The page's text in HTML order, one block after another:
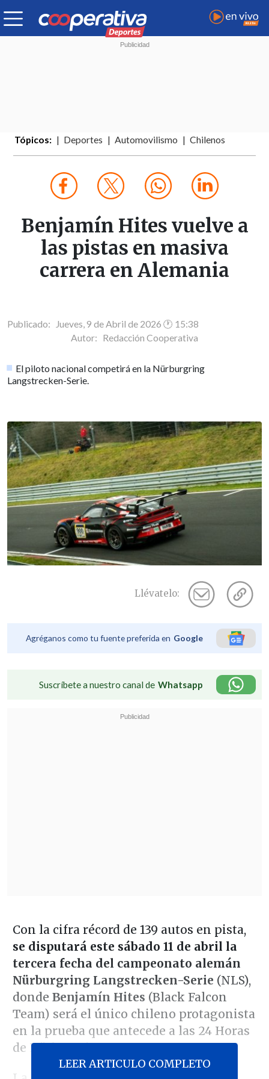
Tópicos: Deportes Automovilismo Chilenos
Benjamín Hites vuelve a
las pistas en masiva
carrera en Alemania
Publicado: Jueves, 9 de Abril de 2026 🕐 15:38
Autor: Redacción Cooperativa
El piloto nacional competirá en la Nürburgring
Langstrecken-Serie.
Llévatelo:
Agréganos como tu fuente preferida en Google
Suscríbete a nuestro canal de Whatsapp
Con la cifra récord de 139 autos en pista,
se disputará este sábado 11 de abril la
tercera fecha del campeonato alemán
Nürburgring Langstrecken-Serie (NLS),
donde Benjamín Hites (Black Falcon
Team) será el único chileno protagonista
en la prueba que antecede a las 24 Horas
de Nürburgring.
LEER ARTICULO COMPLETO